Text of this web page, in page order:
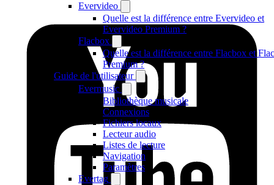
Evervideo
Quelle est la différence entre Evervideo et
Evervideo Premium ?
Flacbox
Quelle est la différence entre Flacbox et
Premium ?
Guide de l'utilisateur
Evermusic
Bibliothèque musicale
Connexions
Fichiers locaux
Lecteur audio
Listes de lecture
Navigation
Paramètres
Evertag